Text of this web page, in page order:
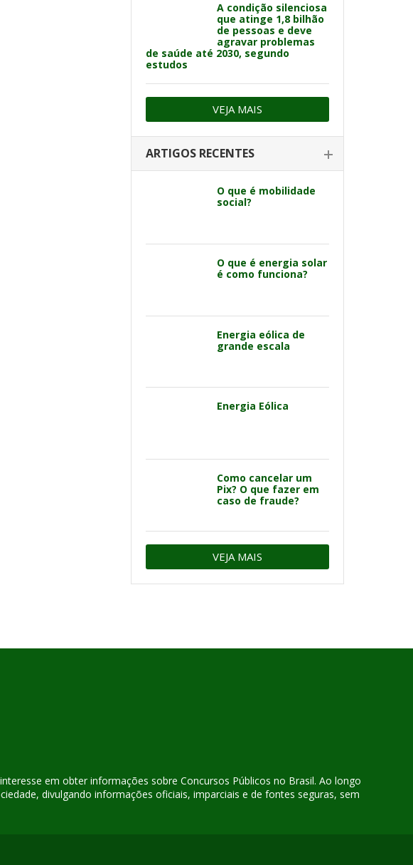
A condição silenciosa
que atinge 1,8 bilhão
de pessoas e deve
agravar problemas
de saúde até 2030, segundo
estudos
VEJA MAIS
ARTIGOS RECENTES
O que é mobilidade
social?
O que é energia solar
é como funciona?
Energia eólica de
grande escala
Energia Eólica
Como cancelar um
Pix? O que fazer em
caso de fraude?
VEJA MAIS
em obter informações sobre Concursos Públicos no Brasil. Ao longo
divulgando informações oficiais, imparciais e de fontes seguras, sem